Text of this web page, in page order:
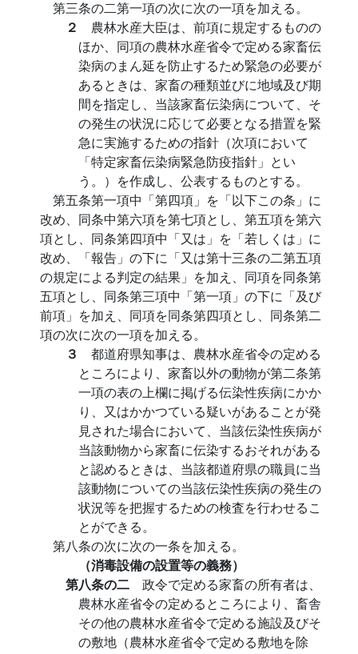
第三条の二第一項の次に次の一項を加える。
２ 農林水産大臣は、前項に規定するものの
ほか、同項の農林水産省令で定める家畜伝
染病のまん延を防止するため緊急の必要が
あるときは、家畜の種類並びに地域及び期
間を指定し、当該家畜伝染病について、そ
の発生の状況に応じて必要となる措置を緊
急に実施するための指針（次項において
「特定家畜伝染病緊急防疫指針」とい
う。）を作成し、公表するものとする。
第五条第一項中「第四項」を「以下この条」に
改め、同条中第六項を第七項とし、第五項を第六
項とし、同条第四項中「又は」を「若しくは」に
改め、「報告」の下に「又は第十三条の二第五項
の規定による判定の結果」を加え、同項を同条第
五項とし、同条第三項中「第一項」の下に「及び
前項」を加え、同項を同条第四項とし、同条第二
項の次に次の一項を加える。
３ 都道府県知事は、農林水産省令の定める
ところにより、家畜以外の動物が第二条第
一項の表の上欄に掲げる伝染性疾病にかか
り、又はかかつている疑いがあることが発
見された場合において、当該伝染性疾病が
当該動物から家畜に伝染するおそれがある
と認めるときは、当該都道府県の職員に当
該動物についての当該伝染性疾病の発生の
状況等を把握するための検査を行わせるこ
とができる。
第八条の次に次の一条を加える。
（消毒設備の設置等の義務）
第八条の二 政令で定める家畜の所有者は、
農林水産省令の定めるところにより、畜舎
その他の農林水産省令で定める施設及びそ
の敷地（農林水産省令で定める敷地を除